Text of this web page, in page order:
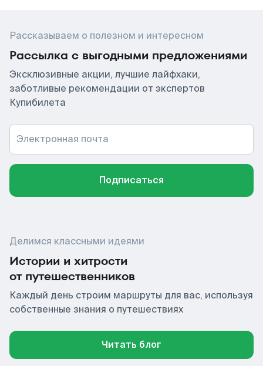
Рассказываем о полезном и интересном
Рассылка с выгодными предложениями
Эксклюзивные акции, лучшие лайфхаки,
заботливые рекомендации от экспертов
Купибилета
Электронная почта
Подписаться
Делимся классными идеями
Истории и хитрости
от путешественников
Каждый день строим маршруты для вас, используя
собственные знания о путешествиях
Читать блог